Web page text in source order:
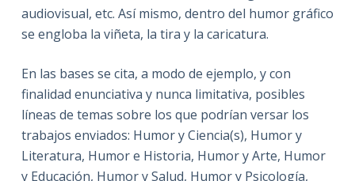
audiovisual, etc. Así mismo, dentro del humor gráfico
se engloba la viñeta, la tira y la caricatura.
En las bases se cita, a modo de ejemplo, y con
finalidad enunciativa y nunca limitativa, posibles
líneas de temas sobre los que podrían versar los
trabajos enviados: Humor y Ciencia(s), Humor y
Literatura, Humor e Historia, Humor y Arte, Humor
y Educación, Humor y Salud, Humor y Psicología,